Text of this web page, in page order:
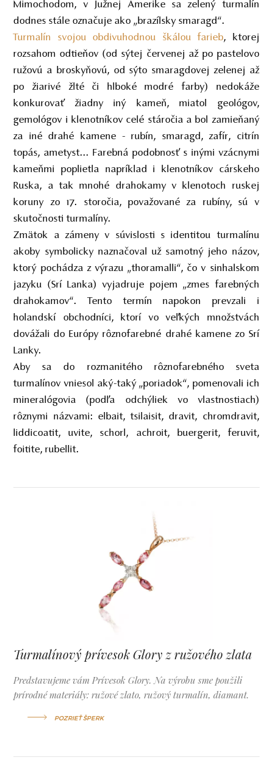
Mimochodom, v Južnej Amerike sa zelený turmalín
dodnes stále označuje ako „brazílsky smaragd“.
Turmalín svojou obdivuhodnou škálou farieb, ktorej
rozsahom odtieňov (od sýtej červenej až po pastelovo
ružovú a broskyňovú, od sýto smaragdovej zelenej až
po žiarivé žlté či hlboké modré farby) nedokáže
konkurovať žiadny iný kameň, miatol geológov,
gemológov i klenotníkov celé stáročia a bol zamieňaný
za iné drahé kamene - rubín, smaragd, zafír, citrín
topás, ametyst... Farebná podobnosť s inými vzácnymi
kameňmi poplietla napríklad i klenotníkov cárskeho
Ruska, a tak mnohé drahokamy v klenotoch ruskej
koruny zo 17. storočia, považované za rubíny, sú v
skutočnosti turmalíny.
Zmätok a zámeny v súvislosti s identitou turmalínu
akoby symbolicky naznačoval už samotný jeho názov,
ktorý pochádza z výrazu „thoramalli“, čo v sinhalskom
jazyku (Srí Lanka) vyjadruje pojem „zmes farebných
drahokamov“. Tento termín napokon prevzali i
holandskí obchodníci, ktorí vo veľkých množstvách
dovážali do Európy rôznofarebné drahé kamene zo Srí
Lanky.
Aby sa do rozmanitého rôznofarebného sveta
turmalínov vniesol aký-taký „poriadok“, pomenovali ich
mineralógovia (podľa odchýliek vo vlastnostiach)
rôznymi názvami: elbait, tsilaisit, dravit, chromdravit,
liddicoatit, uvite, schorl, achroit, buergerit, feruvit,
foitite, rubellit.
Turmalínový prívesok Glory z ružového zlata
Predstavujeme vám Prívesok Glory. Na výrobu sme použili
prírodné materiály: ružové zlato, ružový turmalín, diamant.
POZRIEŤ ŠPERK